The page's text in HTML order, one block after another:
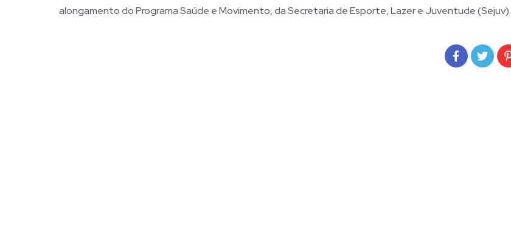
alongamento do Programa Saúde e Movimento, da Secretaria de Esporte, Lazer e Juventude (Sejuv).